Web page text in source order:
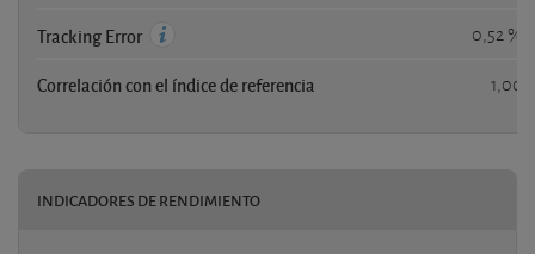
Tracking Error 0,52 %
Correlación con el índice de referencia 1,00
INDICADORES DE RENDIMIENTO